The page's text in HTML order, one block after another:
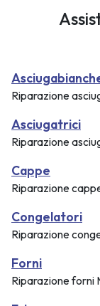
Riparazione
Asciugatrici
Riparazione
Cappe
Riparazione
Congelatori
Riparazione
Forni
Riparazione forni